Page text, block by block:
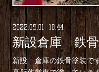
2022.09.01 18:44
新設倉庫 鉄
新設 倉庫の鉄骨塗装で